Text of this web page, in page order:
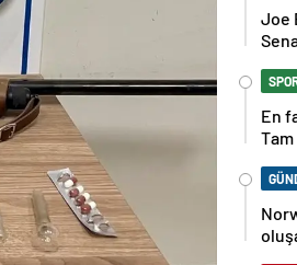
Joe
En